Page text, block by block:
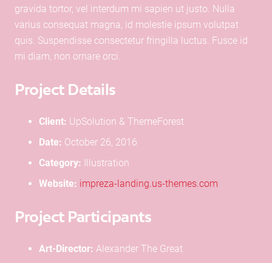
gravida tortor, vel interdum mi sapien ut justo. Nulla
varius consequat magna, id molestie ipsum volutpat
quis. Suspendisse consectetur fringilla luctus. Fusce id
mi diam, non ornare orci.
Project Details
Client: UpSolution & ThemeForest
Date: October 26, 2016
Category: Illustration
Website: impreza-landing.us-themes.com
Project Participants
Art-Director: Alexander The Great